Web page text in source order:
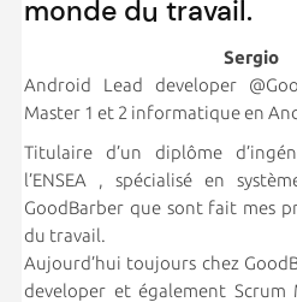
monde du travail.
Sergio
Android Lead developer
Master 1 et 2 informatique en
Titulaire d’un diplôme
l’ENSEA , spécialisé en
GoodBarber que sont fait mes
du travail.
Aujourd’hui toujours chez
developer et également Scrum